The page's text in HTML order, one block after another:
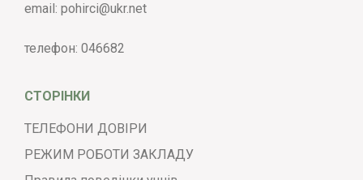
email: pohirci@ukr.net
телефон: 046682
СТОРІНКИ
ТЕЛЕФОНИ ДОВІРИ
РЕЖИМ РОБОТИ ЗАКЛАДУ